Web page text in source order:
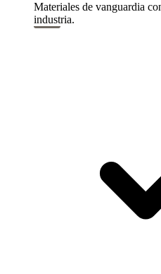
Materiales de vanguardia
industria.